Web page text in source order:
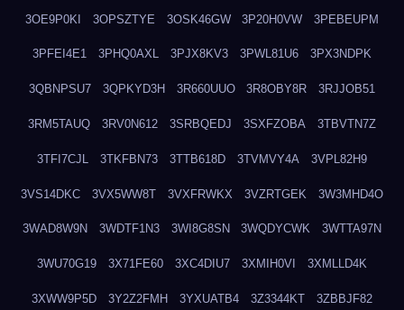
3OE9P0KI 3OPSZTYE 3OSK46GW 3P20H0VW 3PEBEUPM
3PFEI4E1 3PHQ0AXL 3PJX8KV3 3PWL81U6 3PX3NDPK
3QBNPSU7 3QPKYD3H 3R660UUO 3R8OBY8R 3RJJOB51
3RM5TAUQ 3RV0N612 3SRBQEDJ 3SXFZOBA 3TBVTN7Z
3TFI7CJL 3TKFBN73 3TTB618D 3TVMVY4A 3VPL82H9
3VS14DKC 3VX5WW8T 3VXFRWKX 3VZRTGEK 3W3MHD4O
3WAD8W9N 3WDTF1N3 3WI8G8SN 3WQDYCWK 3WTTA97N
3WU70G19 3X71FE60 3XC4DIU7 3XMIH0VI 3XMLLD4K
3XWW9P5D 3Y2Z2FMH 3YXUATB4 3Z3344KT 3ZBBJF82